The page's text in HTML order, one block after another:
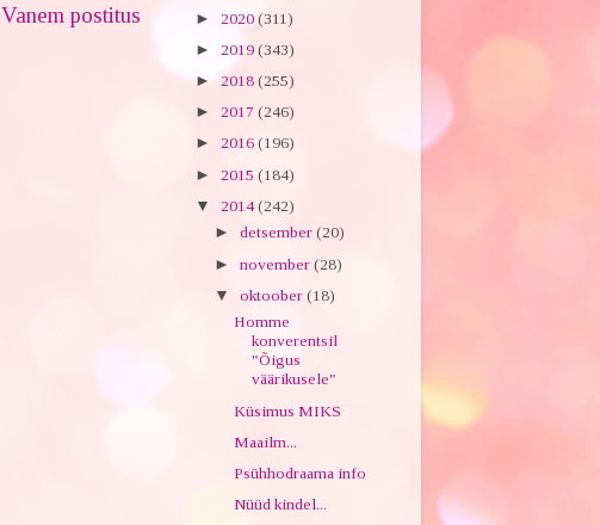
Vanem postitus
► 2020 (311)
► 2019 (343)
► 2018 (255)
► 2017 (246)
► 2016 (196)
► 2015 (184)
▼ 2014(242)
► detsember (20)
► november (28)
▼ oktoober (18)
Homme
konverentsil
"Õigus
väärikusele"
Küsimus MIKS
Maailm...
Psühhodraama info
Nüüd kindel...